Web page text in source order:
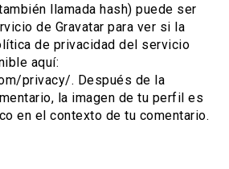
llamada hash) puede ser
de Gravatar para ver si la
de privacidad del servicio
aquí:
privacy/. Después de la
la imagen de tu perfil es
en el contexto de tu comentario.